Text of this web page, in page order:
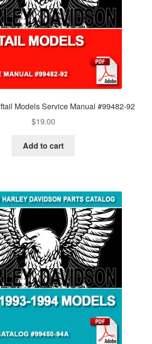
Models Service Manual #99482-92
$19.00
Add to cart